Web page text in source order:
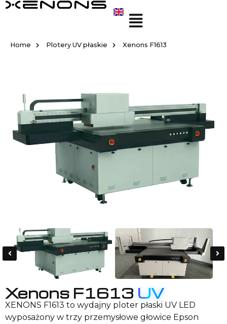
Home Plotery UV płaskie Xenons F1613
Xenons F1613 UV
XENONS F1613 to wydajny ploter płaski UV LED
wyposażony w trzy przemysłowe głowice Epson